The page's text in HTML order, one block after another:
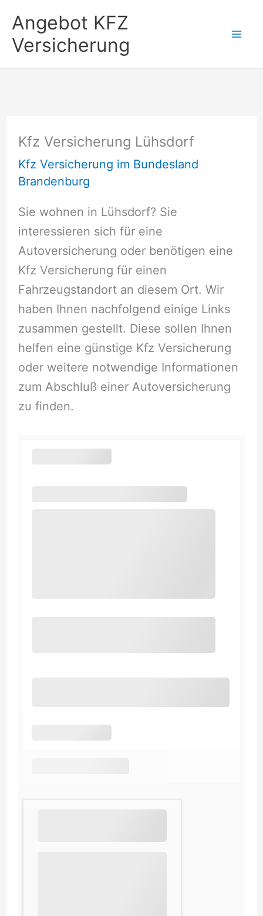
Inhalt
springen
Angebot KFZ
Versicherung
Kfz Versicherung Lühsdorf
Kfz Versicherung im Bundesland
Brandenburg
Sie wohnen in Lühsdorf? Sie
interessieren sich für eine
Autoversicherung oder benötigen eine
Kfz Versicherung für einen
Fahrzeugstandort an diesem Ort. Wir
haben Ihnen nachfolgend einige Links
zusammen gestellt. Diese sollen Ihnen
helfen eine günstige Kfz Versicherung
oder weitere notwendige Informationen
zum Abschluß einer Autoversicherung
zu finden.